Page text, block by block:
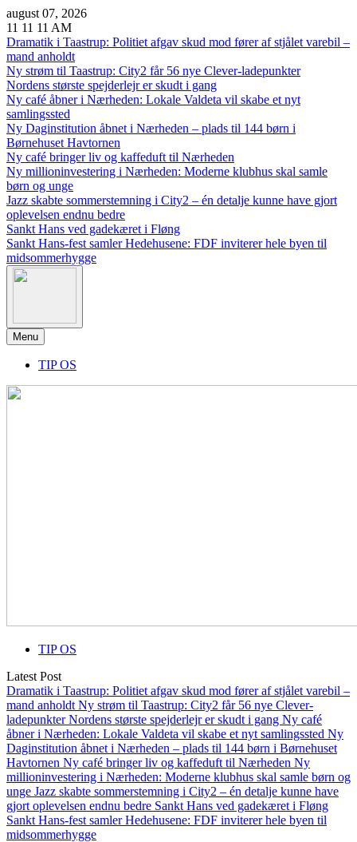
Skip
to
content
august 07, 2026
11 11 11 AM
Dramatik i Taastrup: Politiet afgav skud mod fører af stjålet varebil –
mand anholdt
Ny strøm til Taastrup: City2 får 56 nye Clever-ladepunkter
Nordens største spejderlejr er skudt i gang
Ny café åbner i Nærheden: Lokale Valdeta vil skabe et nyt
samlingssted
Ny Daginstitution åbnet i Nærheden – plads til 144 børn i
Børnehuset Havtornen
Ny café bringer liv og kaffeduft til Nærheden
Ny millioninvestering i Nærheden: Moderne klubhus skal samle
børn og unge
Jazz skabte sommerstemning i City2 – én detalje kunne have gjort
oplevelsen endnu bedre
Sankt Hans ved gadekæret i Fløng
Sankt Hans-fest samler Hedehusene: FDF inviterer hele byen til
midsommerhygge
Menu
TIP OS
TIP OS
Latest Post
Dramatik i Taastrup: Politiet afgav skud mod fører af stjålet varebil –
mand anholdt Ny strøm til Taastrup: City2 får 56 nye Clever-
ladepunkterNordens største spejderlejr er skudt i gang Ny café
åbner i Nærheden: Lokale Valdeta vil skabe et nyt samlingssted Ny
Daginstitution åbnet i Nærheden – plads til 144 børn i Børnehuset
Havtornen Ny café bringer liv og kaffeduft til Nærheden Ny
millioninvestering i Nærheden: Moderne klubhus skal samle børn og
unge Jazz skabte sommerstemning i City2 – én detalje kunne have
gjort oplevelsen endnu bedre Sankt Hans ved gadekæret i Fløng
Sankt Hans-fest samler Hedehusene: FDF inviterer hele byen til
midsommerhygge